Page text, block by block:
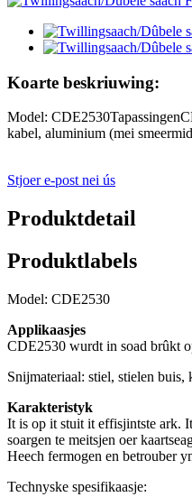
Koarte beskriuwing:
Model:
kabel, aluminium (mei
Stjoer e-post nei ús
Produktdetail
Produktlabels
Model: CDE2530
Applikaasjes
CDE2530 wurdt in soad brûkt
Snijmateriaal: stiel, stielen
Karakteristyk
It is op it stuit it effisjintste ark.
soargen te meitsjen oer
Heech fermogen en betrouber
Technyske spesifikaasje: